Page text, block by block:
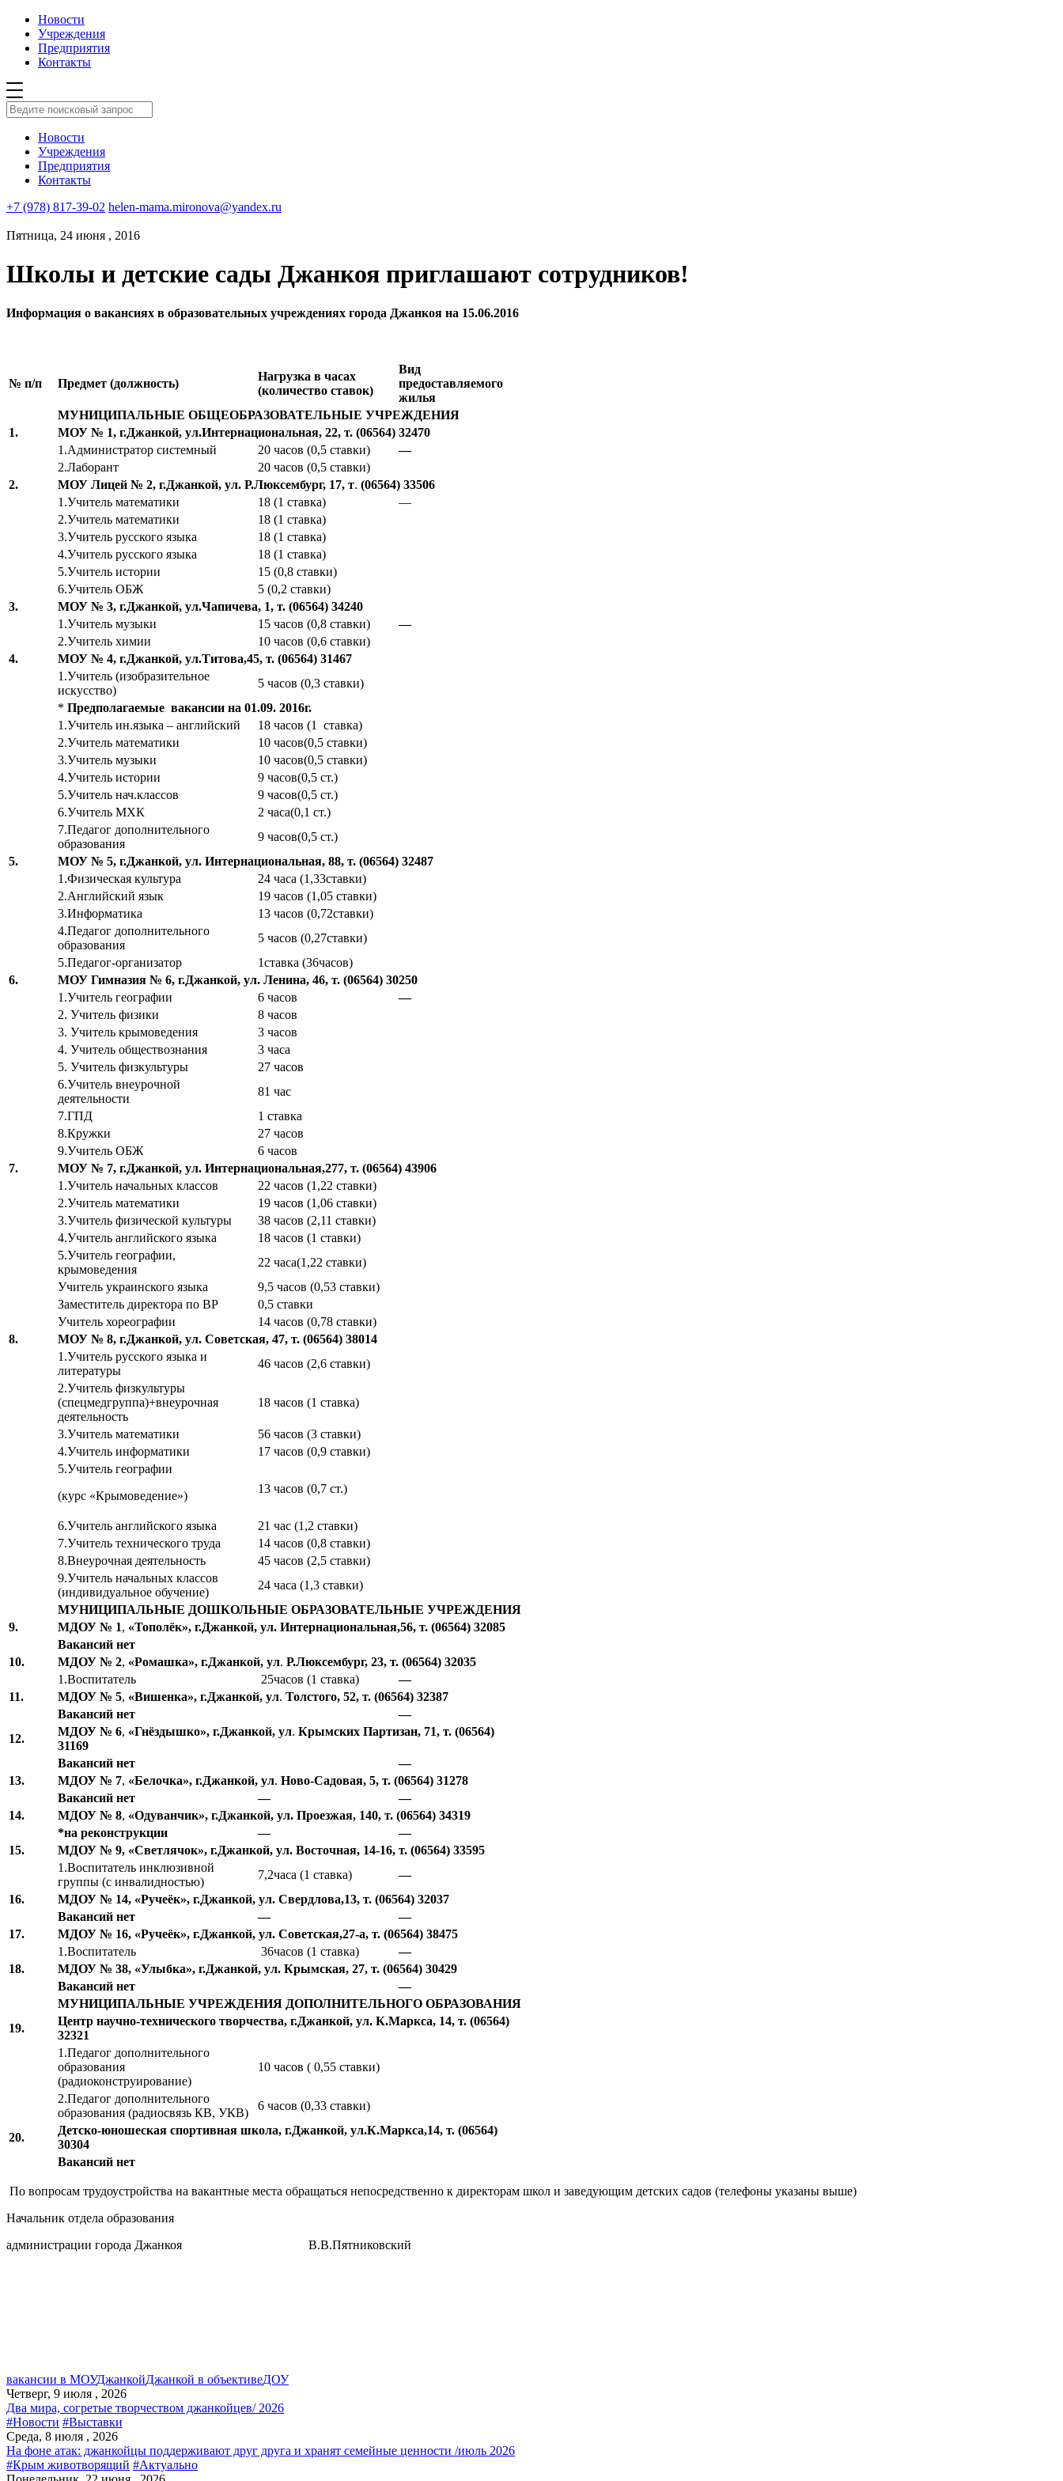
Новости
Учреждения
Предприятия
Контакты
Новости
Учреждения
Предприятия
Контакты
+7 (978) 817-39-02 helen-mama.mironova@yandex.ru
Пятница, 24 июня , 2016
Школы и детские сады Джанкоя приглашают сотрудников!
Информация о вакансиях в образовательных учреждениях города Джанкоя на 15.06.2016
№ п/п Предмет (должность)
Нагрузка в часах
(количество ставок)
Вид
предоставляемого
жилья
МУНИЦИПАЛЬНЫЕ ОБЩЕОБРАЗОВАТЕЛЬНЫЕ УЧРЕЖДЕНИЯ
1.
МОУ № 1, г.Джанкой, ул.Интернациональная, 22, т. (06564) 32470
1.Администратор системный
20 часов (0,5 ставки)
—
2.Лаборант
20 часов (0,5 ставки)
2.
МОУ Лицей № 2, г.Джанкой, ул. Р.Люксембург, 17, т. (06564) 33506
1.Учитель математики
18 (1 ставка)
—
2.Учитель математики
18 (1 ставка)
3.Учитель русского языка
18 (1 ставка)
4.Учитель русского языка
18 (1 ставка)
5.Учитель истории
15 (0,8 ставки)
6.Учитель ОБЖ
5 (0,2 ставки)
3.
МОУ № 3, г.Джанкой, ул.Чапичева, 1, т. (06564) 34240
1.Учитель музыки
15 часов (0,8 ставки)
—
2.Учитель химии
10 часов (0,6 ставки)
4.
МОУ № 4, г.Джанкой, ул.Титова,45, т. (06564) 31467
1.Учитель (изобразительное
искусство)
5 часов (0,3 ставки)
* Предполагаемые вакансии на 01.09. 2016г.
1.Учитель ин.языка – английский
18 часов (1 ставка)
2.Учитель математики
10 часов(0,5 ставки)
3.Учитель музыки
10 часов(0,5 ставки)
4.Учитель истории
9 часов(0,5 ст.)
5.Учитель нач.классов
9 часов(0,5 ст.)
6.Учитель МХК
2 часа(0,1 ст.)
7.Педагог дополнительного
образования
9 часов(0,5 ст.)
5.
МОУ № 5, г.Джанкой, ул. Интернациональная, 88, т. (06564) 32487
1.Физическая культура
24 часа (1,33ставки)
2.Английский язык
19 часов (1,05 ставки)
3.Информатика
13 часов (0,72ставки)
4.Педагог дополнительного
образования
5 часов (0,27ставки)
5.Педагог-организатор
1ставка (36часов)
6.
МОУ Гимназия № 6, г.Джанкой, ул. Ленина, 46, т. (06564) 30250
1.Учитель географии
6 часов
—
2. Учитель физики
8 часов
3. Учитель крымоведения
3 часов
4. Учитель обществознания
3 часа
5. Учитель физкультуры
27 часов
6.Учитель внеурочной
деятельности
81 час
7.ГПД
1 ставка
8.Кружки
27 часов
9.Учитель ОБЖ
6 часов
7.
МОУ № 7, г.Джанкой, ул. Интернациональная,277, т. (06564) 43906
1.Учитель начальных классов
22 часов (1,22 ставки)
2.Учитель математики
19 часов (1,06 ставки)
3.Учитель физической культуры
38 часов (2,11 ставки)
4.Учитель английского языка
18 часов (1 ставки)
5.Учитель географии,
крымоведения
22 часа(1,22 ставки)
Учитель украинского языка
9,5 часов (0,53 ставки)
Заместитель директора по ВР
0,5 ставки
Учитель хореографии
14 часов (0,78 ставки)
8.
МОУ № 8, г.Джанкой, ул. Советская, 47, т. (06564) 38014
1.Учитель русского языка и
литературы
46 часов (2,6 ставки)
2.Учитель физкультуры
(спецмедгруппа)+внеурочная
деятельность
18 часов (1 ставка)
3.Учитель математики
56 часов (3 ставки)
4.Учитель информатики
17 часов (0,9 ставки)
5.Учитель географии
(курс «Крымоведение»)
13 часов (0,7 ст.)
6.Учитель английского языка
21 час (1,2 ставки)
7.Учитель технического труда
14 часов (0,8 ставки)
8.Внеурочная деятельность
45 часов (2,5 ставки)
9.Учитель начальных классов
(индивидуальное обучение)
24 часа (1,3 ставки)
МУНИЦИПАЛЬНЫЕ ДОШКОЛЬНЫЕ ОБРАЗОВАТЕЛЬНЫЕ УЧРЕЖДЕНИЯ
9.
МДОУ № 1, «Тополёк», г.Джанкой, ул. Интернациональная,56, т. (06564) 32085
Вакансий нет
10.
МДОУ № 2, «Ромашка», г.Джанкой, ул. Р.Люксембург, 23, т. (06564) 32035
1.Воспитатель
25часов (1 ставка)
—
11.
МДОУ № 5, «Вишенка», г.Джанкой, ул. Толстого, 52, т. (06564) 32387
Вакансий нет
—
12.
МДОУ № 6, «Гнёздышко», г.Джанкой, ул. Крымских Партизан, 71, т. (06564)
31169
Вакансий нет
—
13.
МДОУ № 7, «Белочка», г.Джанкой, ул. Ново-Садовая, 5, т. (06564) 31278
Вакансий нет
—
—
14.
МДОУ № 8, «Одуванчик», г.Джанкой, ул. Проезжая, 140, т. (06564) 34319
*на реконструкции
—
—
15.
МДОУ № 9, «Светлячок», г.Джанкой, ул. Восточная, 14-16, т. (06564) 33595
1.Воспитатель инклюзивной
группы (с инвалидностью)
7,2часа (1 ставка)
—
16.
МДОУ № 14, «Ручеёк», г.Джанкой, ул. Свердлова,13, т. (06564) 32037
Вакансий нет
—
—
17.
МДОУ № 16, «Ручеёк», г.Джанкой, ул. Советская,27-а, т. (06564) 38475
1.Воспитатель
36часов (1 ставка)
—
18.
МДОУ № 38, «Улыбка», г.Джанкой, ул. Крымская, 27, т. (06564) 30429
Вакансий нет
—
МУНИЦИПАЛЬНЫЕ УЧРЕЖДЕНИЯ ДОПОЛНИТЕЛЬНОГО ОБРАЗОВАНИЯ
19.
Центр научно-технического творчества, г.Джанкой, ул. К.Маркса, 14, т. (06564)
32321
1.Педагог дополнительного
образования
(радиоконструирование)
10 часов ( 0,55 ставки)
2.Педагог дополнительного
образования (радиосвязь КВ, УКВ)
6 часов (0,33 ставки)
20.
Детско-юношеская спортивная школа, г.Джанкой, ул.К.Маркса,14, т. (06564)
30304
Вакансий нет
По вопросам трудоустройства на вакантные места обращаться непосредственно к директорам школ и заведующим детских садов (телефоны указаны выше)
Начальник отдела образования
администрации города Джанкоя В.В.Пятниковский
вакансии в МОУДжанкойДжанкой в объективеДОУ
Четверг, 9 июля , 2026
Два мира, согретые творчеством джанкойцев/ 2026
#Новости #Выставки
Среда, 8 июля , 2026
На фоне атак: джанкойцы поддерживают друг друга и хранят семейные ценности /июль 2026
#Крым животворящий #Актуально